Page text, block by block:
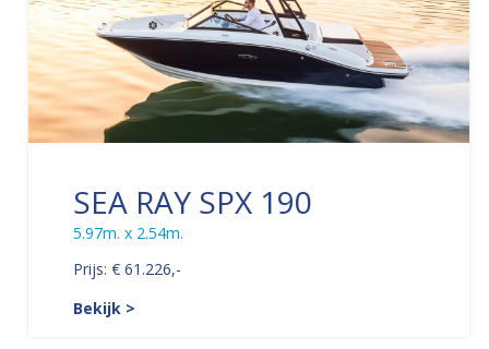
SEA RAY SPX 190
5.97m. x 2.54m.
Prijs: € 61.226,-
Bekijk >